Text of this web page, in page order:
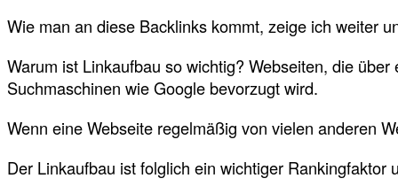
Wie man an diese Backlinks kommt, zeige ich weiter
Warum ist Linkaufbau so wichtig? Webseiten, die
Suchmaschinen wie Google bevorzugt wird.
Wenn eine Webseite regelmäßig von vielen anderen
Der Linkaufbau ist folglich ein wichtiger